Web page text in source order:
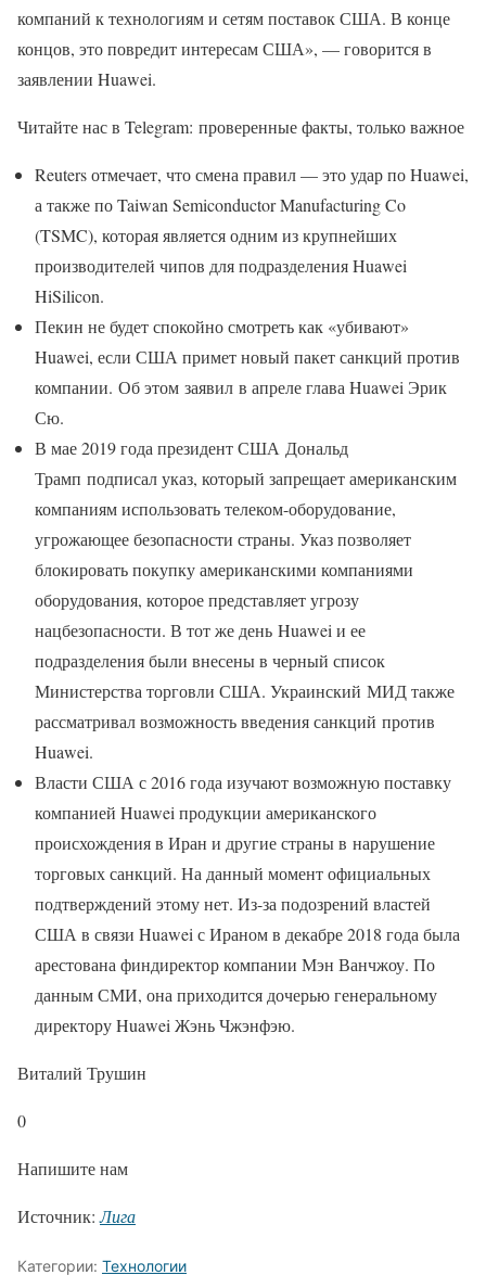
компаний к технологиям и сетям поставок США. В конце
концов, это повредит интересам США», — говорится в
заявлении Huawei.
Читайте нас в Telegram: проверенные факты, только важное
Reuters отмечает, что смена правил — это удар по Huawei,
а также по Taiwan Semiconductor Manufacturing Co
(TSMC), которая является одним из крупнейших
производителей чипов для подразделения Huawei
HiSilicon.
Пекин не будет спокойно смотреть как «убивают»
Huawei, если США примет новый пакет санкций против
компании. Об этом заявил в апреле глава Huawei Эрик
Сю.
В мае 2019 года президент США Дональд
Трамп подписал указ, который запрещает американским
компаниям использовать телеком-оборудование,
угрожающее безопасности страны. Указ позволяет
блокировать покупку американскими компаниями
оборудования, которое представляет угрозу
нацбезопасности. В тот же день Huawei и ее
подразделения были внесены в черный список
Министерства торговли США. Украинский МИД также
рассматривал возможность введения санкций против
Huawei.
Власти США с 2016 года изучают возможную поставку
компанией Huawei продукции американского
происхождения в Иран и другие страны в нарушение
торговых санкций. На данный момент официальных
подтверждений этому нет. Из-за подозрений властей
США в связи Huawei с Ираном в декабре 2018 года была
арестована финдиректор компании Мэн Ванчжоу. По
данным СМИ, она приходится дочерью генеральному
директору Huawei Жэнь Чжэнфэю.
Виталий Трушин
0
Напишите нам
Источник:Лига
Категории: Технологии